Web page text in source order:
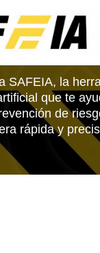
SAFEIA, la
que te
de
rápida y